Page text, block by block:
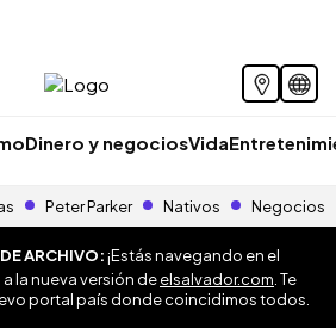
Dinero y negociosVida
Peter Parker Nativos Negocios
ARCHIVO:¡Estás navegando en el
la nueva versión deelsalvador.com . Te
portal país donde coincidimos todos.